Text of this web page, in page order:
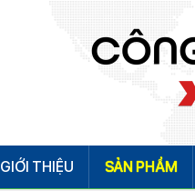
GIỚI THIỆU SẢN PHẨM